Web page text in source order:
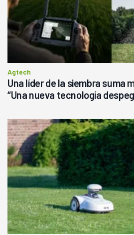
Agtech
Una líder de la siembra suma
“Una nueva tecnología